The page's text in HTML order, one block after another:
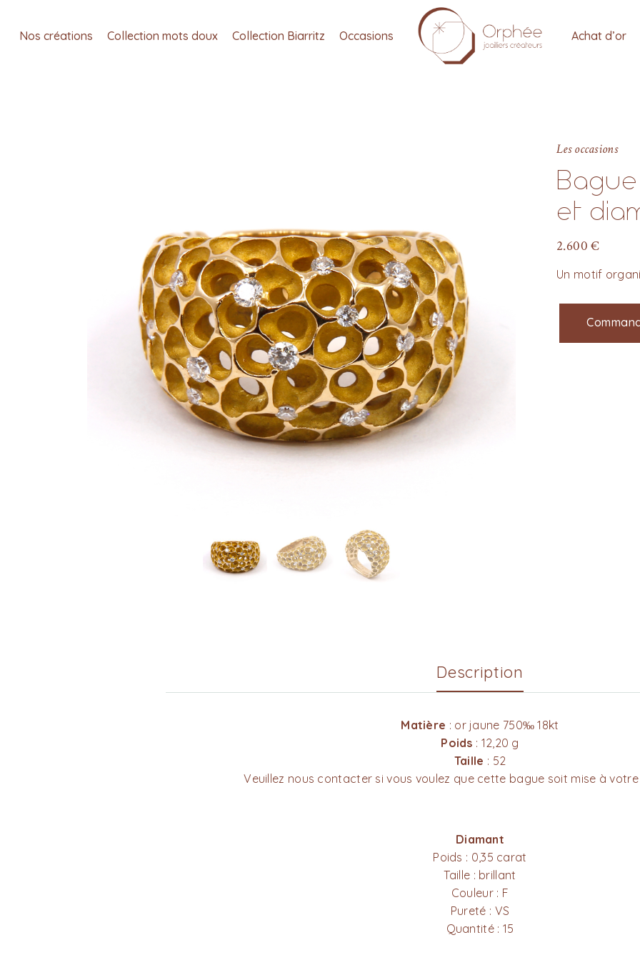
Nos créations Collection mots doux Collection Biarritz Occasions Achat d’or
Les occasions
et
2.600€
Un motif
Description
Matière : or jaune 750‰ 18kt
Poids : 12,20 g
Taille : 52
Veuillez nous contacter si vous voulez que cette bague soit mise à
Diamant
Poids : 0,35 carat
Taille : brillant
Couleur : F
Pureté : VS
Quantité : 15